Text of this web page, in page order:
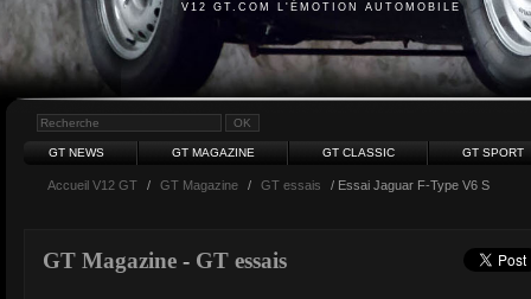
V12 GT.COM L'ÉMOTION AUTOMOBILE
GT NEWS GT MAGAZINE GT CLASSIC GT SPORT
Accueil V12 GT / GT Magazine / GT essais / Essai Jaguar F-Type V6 S
GT Magazine - GT essais